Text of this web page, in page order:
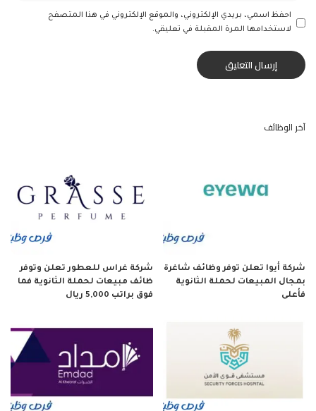
احفظ اسمي، بريدي الإلكتروني، والموقع الإلكتروني في هذا المتصفح
لاستخدامها المرة المقبلة في تعليقي.
آخر الوظائف
شركة أيوا تعلن توفر وظائف شاغرة
بمجال المبيعات لحملة الثانوية
فأعلى
شركة غراس للعطور تعلن وتوفر
ظائف مبيعات لحملة الثانوية فما
فوق براتب 5,000 ريال